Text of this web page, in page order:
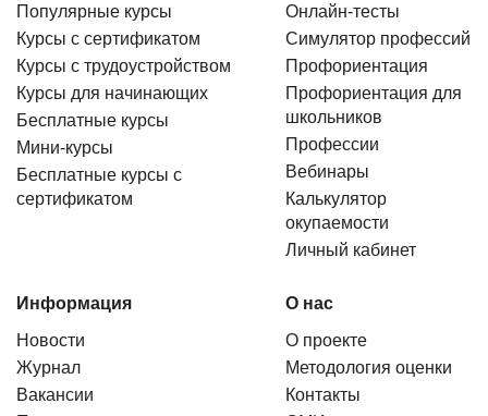
Популярные курсы
Курсы с сертификатом
Курсы с трудоустройством
Курсы для начинающих
Бесплатные курсы
Мини-курсы
Бесплатные курсы с
сертификатом
Онлайн-тесты
Симулятор профессий
Профориентация
Профориентация для
школьников
Профессии
Вебинары
Калькулятор
окупаемости
Личный кабинет
Информация
Новости
Журнал
Вакансии
О нас
О проекте
Методология оценки
Контакты